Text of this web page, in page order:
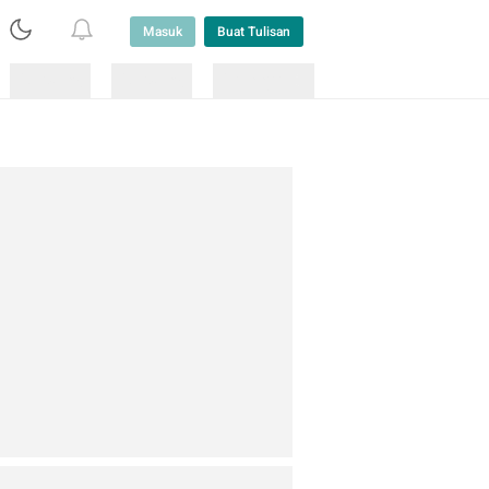
Masuk Buat Tulisan